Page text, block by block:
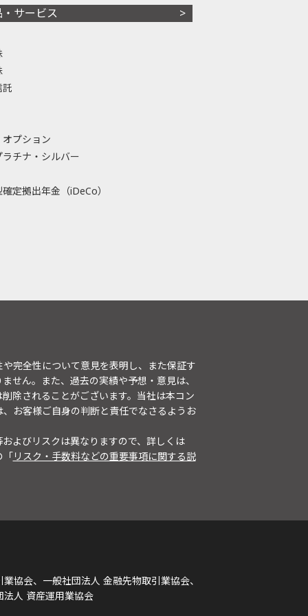
・サービス
託
プション
ラチナ・シルバー
定拠出年金（iDeCo）
完全性について意見を表明し、また保証す
せん。また、過去の実績や予想・意見は、
除されることがございます。当社は本コン
お客様ご自身の判断と責任でなさるようお
よびリスクは異なりますので、詳しくは
「リスク・手数料などの重要事項に関する説
協会、一般社団法人 金融先物取引業協会、
人 資産運用業協会